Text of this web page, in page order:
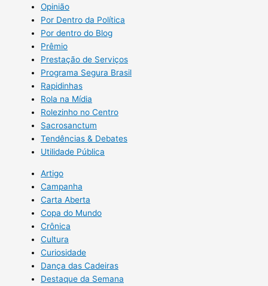
Opinião
Por Dentro da Política
Por dentro do Blog
Prêmio
Prestação de Serviços
Programa Segura Brasil
Rapidinhas
Rola na Mídia
Rolezinho no Centro
Sacrosanctum
Tendências & Debates
Utilidade Pública
Artigo
Campanha
Carta Aberta
Copa do Mundo
Crônica
Cultura
Curiosidade
Dança das Cadeiras
Destaque da Semana